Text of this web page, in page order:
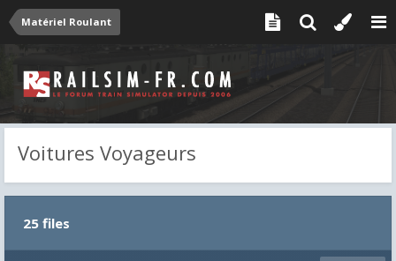
Matériel Roulant
Voitures Voyageurs
25 files